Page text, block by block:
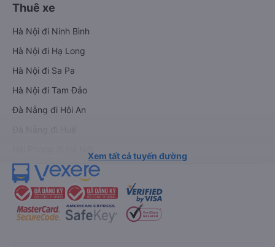
Thuê xe
Hà Nội đi Ninh Bình
Hà Nội đi Hạ Long
Hà Nội đi Sa Pa
Hà Nội đi Tam Đảo
Đà Nẵng đi Hội An
Xem tất cả tuyến đường